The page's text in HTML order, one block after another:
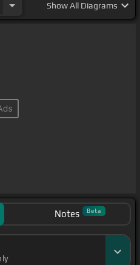
ShowAll Diagrams
Notes Beta